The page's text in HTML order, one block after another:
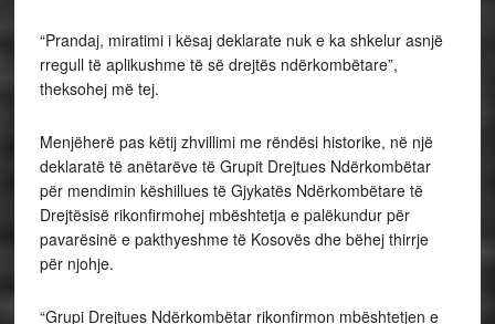
“Prandaj, miratimi i kësaj deklarate nuk e ka shkelur asnjë
rregull të aplikushme të së drejtës ndërkombëtare”,
theksohej më tej.
Menjëherë pas këtij zhvillimi me rëndësi historike, në një
deklaratë të anëtarëve të Grupit Drejtues Ndërkombëtar
për mendimin këshillues të Gjykatës Ndërkombëtare të
Drejtësisë rikonfirmohej mbështetja e palëkundur për
pavarësinë e pakthyeshme të Kosovës dhe bëhej thirrje
për njohje.
“Grupi Drejtues Ndërkombëtar rikonfirmon mbështetjen e